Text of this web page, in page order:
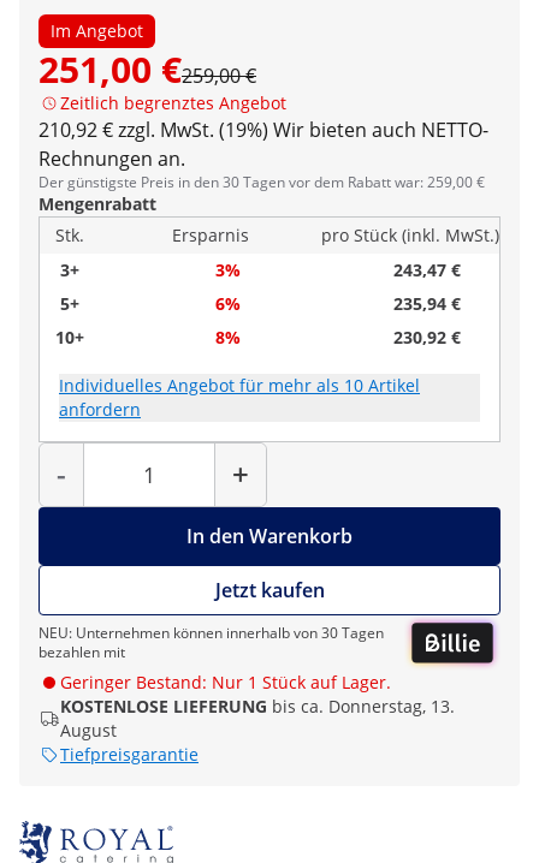
Im Angebot
251,00 €259,00 €
Zeitlich begrenztes Angebot
210,92 € zzgl. MwSt. (19%) Wir bieten auch NETTO-
Rechnungen an.
Der günstigste Preis in den 30 Tagen vor dem Rabatt war: 259,00 €
Mengenrabatt
Stk.
Ersparnis
pro Stück (inkl. MwSt.)
3+
3%
243,47 €
5+
6%
235,94 €
10+
8% 230,92 €
Individuelles Angebot für mehr als 10 Artikel
anfordern
-
Menge
+
In den Warenkorb
Jetzt kaufen
NEU: Unternehmen können innerhalb von 30 Tagen
bezahlen mit
Geringer Bestand: Nur 1 Stück auf Lager.
KOSTENLOSE LIEFERUNG bis ca. Donnerstag, 13.
August
Tiefpreisgarantie